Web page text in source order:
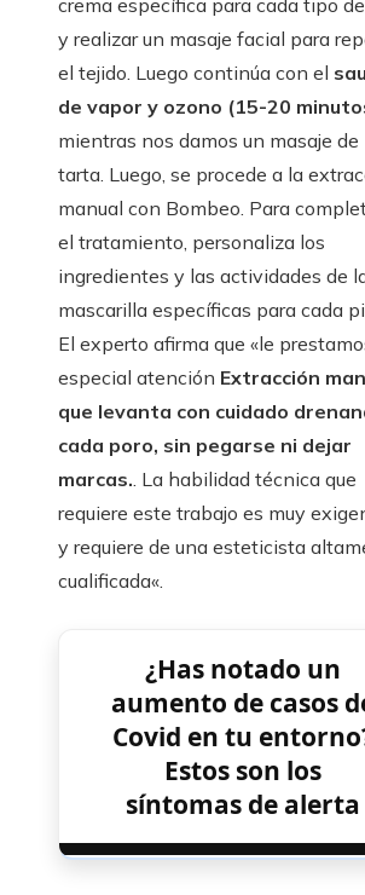
crema específica para cada tipo
y realizar un masaje facial para
el tejido. Luego continúa con el
de vapor y ozono (15-20
mientras nos damos un masaje de
tarta. Luego, se procede a la
manual con Bombeo. Para
el tratamiento, personaliza los
ingredientes y las actividades de
mascarilla específicas para cada
El experto afirma que «le
especial atención Extracción
que levanta con cuidado
cada poro, sin pegarse ni dejar
marcas.. La habilidad técnica que
requiere este trabajo es muy
y requiere de una esteticista
cualificada«.
¿Has notado un
aumento de casos
Covid en tu
Estos son los
síntomas de alerta